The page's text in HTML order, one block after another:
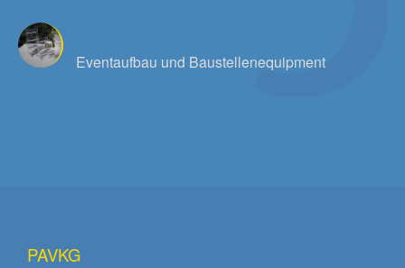
Eventaufbau und Baustellenequipment
PAVKG